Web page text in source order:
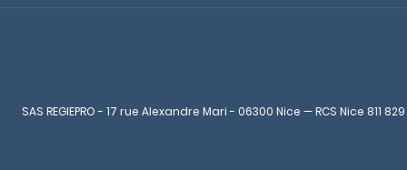
SAS REGIEPRO - 17 rue Alexandre Mari - 06300 Nice — RCS Nice 811